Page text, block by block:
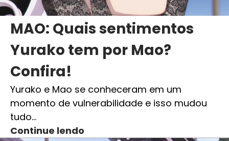
MAO: Quais sentimentos
Yurako tem por Mao?
Confira!
Yurako e Mao se conheceram em um
momento de vulnerabilidade e isso mudou
tudo…
Continue lendo